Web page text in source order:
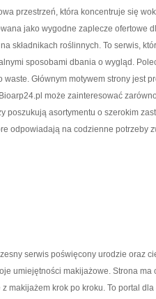
przestrzeń, która koncentruje się
jako wygodne zaplecze ofertowe
składnikach roślinnych. To serwis,
sposobami dbania o wygląd.
waste. Głównym motywem strony jest
Bioarp24.pl może zainteresować
poszukują asortymentu o szerokim
odpowiadają na codzienne potrzeby
serwis poświęcony urodzie oraz
umiejętności makijażowe. Strona ma
makijażem krok po kroku. To portal